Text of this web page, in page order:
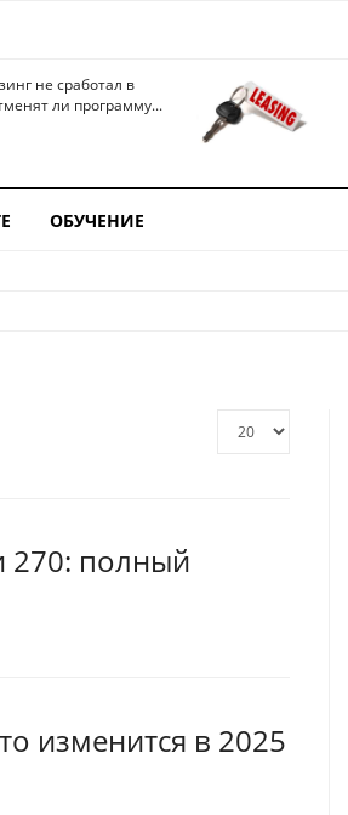
не сработал в
ли программу...
ОБУЧЕНИЕ
270: полный
изменится в 2025